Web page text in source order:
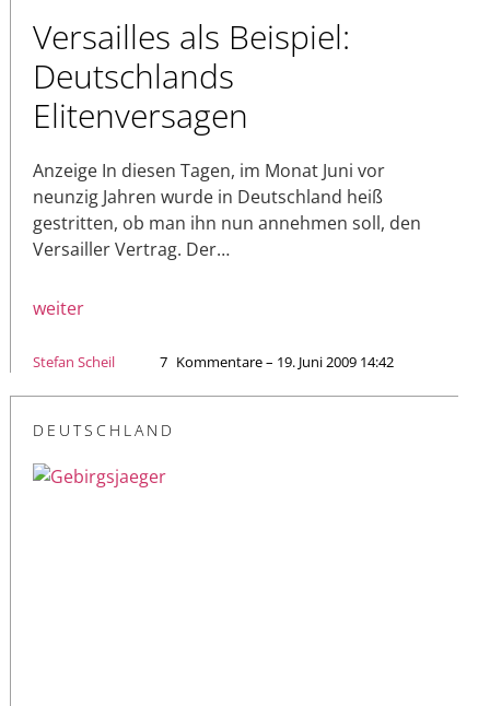
Versailles als Beispiel:
Deutschlands
Elitenversagen
Anzeige In diesen Tagen, im Monat Juni vor
neunzig Jahren wurde in Deutschland heiß
gestritten, ob man ihn nun annehmen soll, den
Versailler Vertrag. Der…
weiter
Stefan Scheil 7 Kommentare – 19. Juni 2009 14:42
DEUTSCHLAND